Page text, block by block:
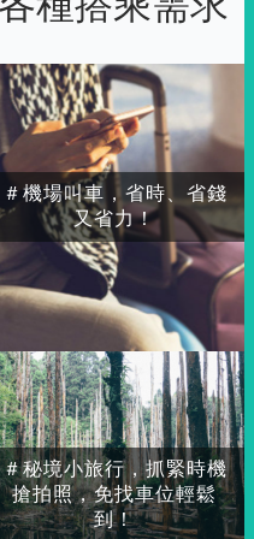
＃秘境小旅行，抓緊時機
搶拍照，免找車位輕鬆
到！
＃機場叫車，省時、省錢
又省力！